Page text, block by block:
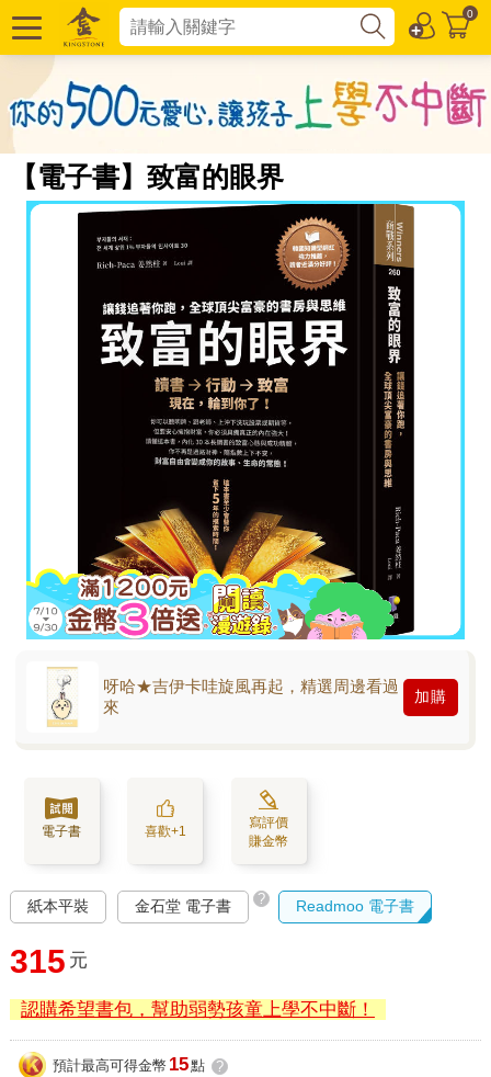
0
【電子書】致富的眼界
呀哈★吉伊卡哇旋風再起，精選周邊看過
來
加購
電子書 喜歡+1
寫評價
賺金幣
紙本平裝 金石堂 電子書 ? Readmoo 電子書
315 元
認購希望書包，幫助弱勢孩童上學不中斷！
預計最高可得金幣 15點 ?